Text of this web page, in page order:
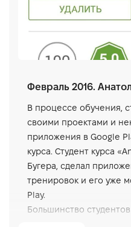
Февраль 2016.
В процессе обучения,
своими проектами и
приложения в Google
курса. Студент курса
Бугера, сделал
тренировок и его уже
Play.
Большинство